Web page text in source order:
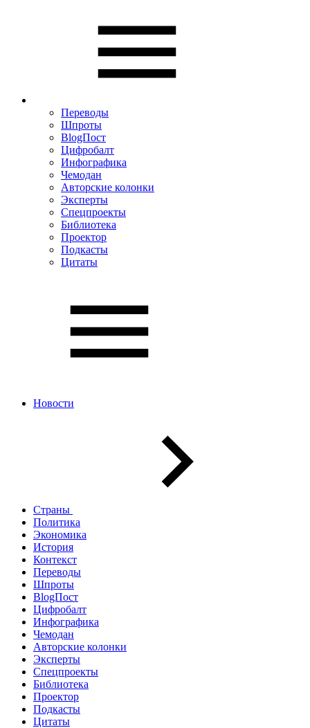
Переводы
Шпроты
BlogПост
Цифробалт
Инфографика
Чемодан
Авторские колонки
Эксперты
Спецпроекты
Библиотека
Проектор
Подкасты
Цитаты
Новости
Страны
Политика
Экономика
История
Контекст
Переводы
Шпроты
BlogПост
Цифробалт
Инфографика
Чемодан
Авторские колонки
Эксперты
Спецпроекты
Библиотека
Проектор
Подкасты
Цитаты